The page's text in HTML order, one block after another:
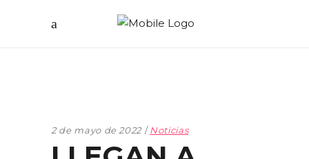
2 de mayo de 2022 Noticias